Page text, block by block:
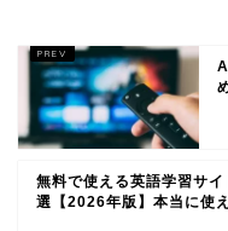
無料で使える英語学習サ
選【2026年版】本当に使